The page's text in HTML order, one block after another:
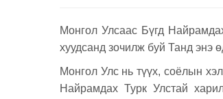
Монгол Улсаас Бүгд
хуудсанд зочилж буй Танд энэ
Монгол Улс нь түүх, соёлын
Найрамдах Турк Улстай